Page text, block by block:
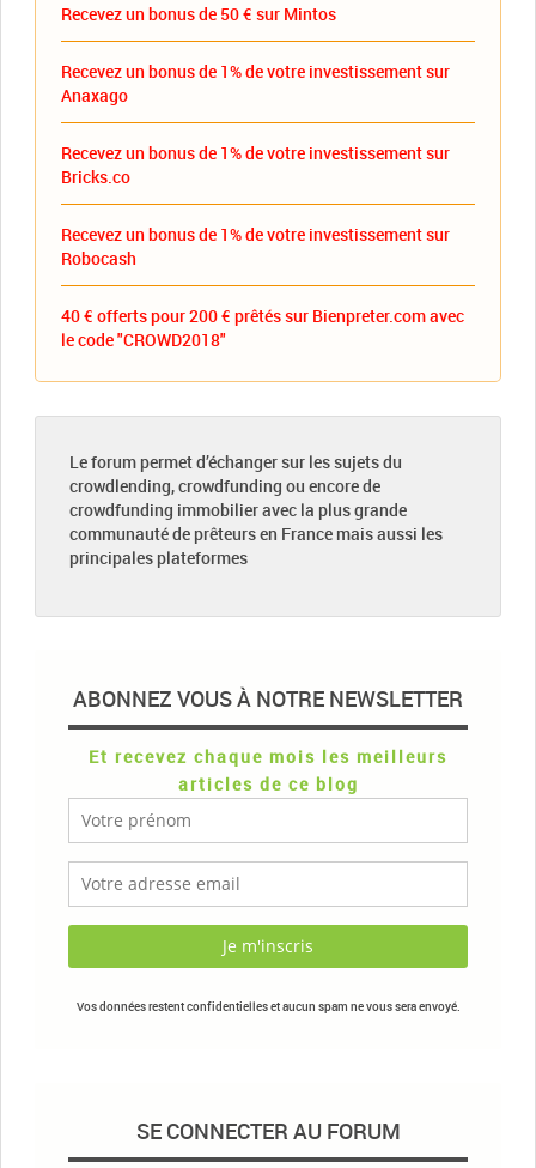
Recevez un bonus de 50 € sur Mintos
Recevez un bonus de 1% de votre investissement sur
Anaxago
Recevez un bonus de 1% de votre investissement sur
Bricks.co
Recevez un bonus de 1% de votre investissement sur
Robocash
40 € offerts pour 200 € prêtés sur Bienpreter.com avec
le code "CROWD2018"
Le forum permet d’échanger sur les sujets du
crowdlending, crowdfunding ou encore de
crowdfunding immobilier avec la plus grande
communauté de prêteurs en France mais aussi les
principales plateformes
ABONNEZ VOUS À NOTRE NEWSLETTER
Et recevez chaque mois les meilleurs
articles de ce blog
Vos données restent confidentielles et aucun spam ne vous sera envoyé.
SE CONNECTER AU FORUM